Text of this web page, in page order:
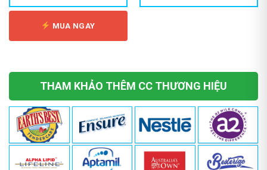
MUA NGAY
thể
phẩm
THAM KHẢO THÊM CC THƯƠNG HIỆU